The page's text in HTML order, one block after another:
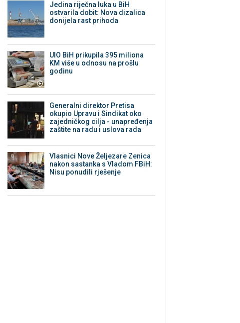
Jedina riječna luka u BiH
ostvarila dobit: Nova dizalica
donijela rast prihoda
UIO BiH prikupila 395 miliona
KM više u odnosu na prošlu
godinu
Generalni direktor Pretisa
okupio Upravu i Sindikat oko
zajedničkog cilja - unapređenja
zaštite na radu i uslova rada
Vlasnici Nove Željezare Zenica
nakon sastanka s Vladom FBiH:
Nisu ponudili rješenje